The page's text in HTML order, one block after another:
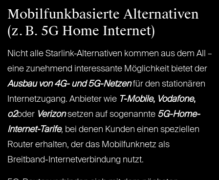
Mobilfunkbasierte Alternativen
(z. B. 5G Home Internet)
Nicht alle Starlink-Alternativen kommen aus dem All –
eine zunehmend interessante Möglichkeit bietet der
Ausbau von 4G- und 5G-Netzenfür den stationären
Internetzugang. Anbieter wie T-Mobile, Vodafone,
o2oder Verizon setzen auf sogenannte 5G-Home-
Internet-Tarife, bei denen Kunden einen speziellen
Router erhalten, der das Mobilfunknetz als
Breitband-Internetverbindung nutzt.